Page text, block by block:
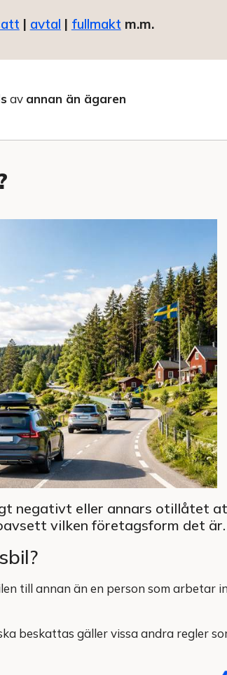
| avtal | fullmakt m.m.
av annan än ägaren
negativt eller annars otillåtet
vilken företagsform det är.
till annan än en person som arbetar
beskattas gäller vissa andra regler